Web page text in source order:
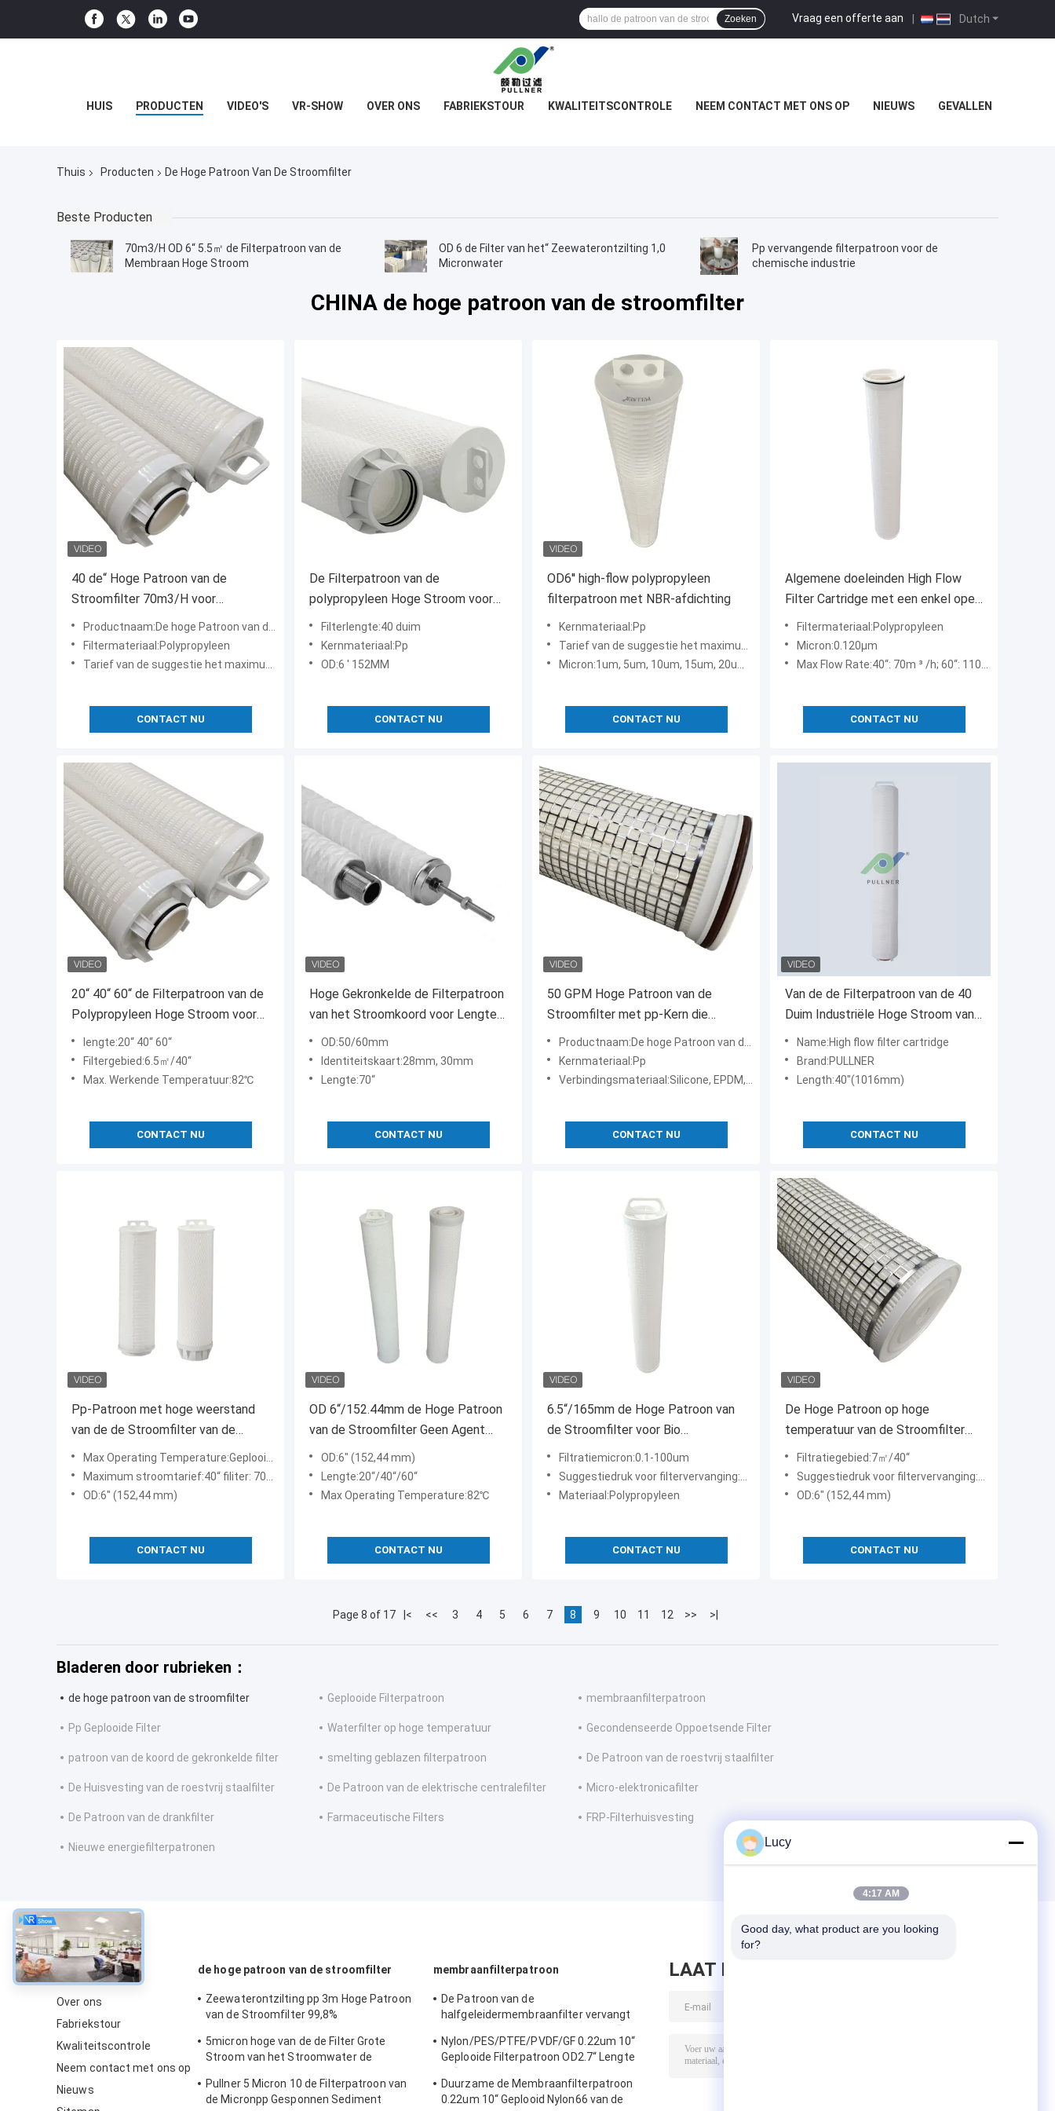
Dutch
Vraag een offerte aan |
Zoeken
HUIS PRODUCTEN VIDEO'S VR-SHOW OVER ONS FABRIEKSTOUR KWALITEITSCONTROLE NEEM CONTACT MET ONS OP NIEUWS GEVALLEN
Thuis Producten De Hoge Patroon Van De Stroomfilter
Beste Producten
70m3/H OD 6“ 5.5㎡ de Filterpatroon van de
Membraan Hoge Stroom
OD 6 de Filter van het“ Zeewaterontzilting 1,0
Micronwater
Pp vervangende filterpatroon voor de
chemische industrie
CHINA de hoge patroon van de stroomfilter
40 de“ Hoge Patroon van de
Stroomfilter 70m3/H voor
Industriële Filtratie
Productnaam:De hoge Patroon van de Stroomfilter
Filtermateriaal:Polypropyleen
Tarief van de suggestie het maximum stroom:40 ' filter 70m ³ /h
CONTACT NU
De Filterpatroon van de
polypropyleen Hoge Stroom voor
Industriële Toepassingen
Filterlengte:40 duim
Kernmateriaal:Pp
OD:6 ' 152MM
CONTACT NU
OD6'' high-flow polypropyleen
filterpatroon met NBR-afdichting
Kernmateriaal:Pp
Tarief van de suggestie het maximum stroom:40 ' filter 70m ³ /h
Micron:1um, 5um, 10um, 15um, 20um, 40um, 70um
CONTACT NU
Algemene doeleinden High Flow
Filter Cartridge met een enkel open
uiteinde
Filtermateriaal:Polypropyleen
Micron:0.120μm
Max Flow Rate:40“: 70m ³ /h; 60“: 110m ³ /h
CONTACT NU
20“ 40“ 60“ de Filterpatroon van de
Polypropyleen Hoge Stroom voor
de Voorbehandeling van de
Zeewaterontzilting
lengte:20“ 40“ 60“
Filtergebied:6.5㎡/40“
Max. Werkende Temperatuur:82℃
CONTACT NU
Hoge Gekronkelde de Filterpatroon
van het Stroomkoord voor Lengte
70/1778mm van de Elektrische
centralecondensatie
OD:50/60mm
Identiteitskaart:28mm, 30mm
Lengte:70“
CONTACT NU
50 GPM Hoge Patroon van de
Stroomfilter met pp-Kern die
99,99% Filtratieefficiency
aanbieden
Productnaam:De hoge Patroon van de Stroomfilter
Kernmateriaal:Pp
Verbindingsmateriaal:Silicone, EPDM, Viton
CONTACT NU
Van de de Filterpatroon van de 40
Duim Industriële Hoge Stroom van
de het Zeewaterontzilting de
Installatiero Prefiltratie
Name:High flow filter cartridge
Brand:PULLNER
Length:40"(1016mm)
CONTACT NU
Pp-Patroon met hoge weerstand
van de de Stroomfilter van de
centkern de Hoge voor Waterro
Prefiltratie
Max Operating Temperature:Geplooide Glasvezel: 121℃, Geplooide pp: 82℃
Maximum stroomtarief:40“ filiter: 70m ³ /h
OD:6" (152,44 mm)
CONTACT NU
OD 6“/152.44mm de Hoge Patroon
van de Stroomfilter Geen Agent
Plakkend For Ro Prefiltration
OD:6" (152,44 mm)
Lengte:20“/40“/60“
Max Operating Temperature:82℃
CONTACT NU
6.5“/165mm de Hoge Patroon van
de Stroomfilter voor Bio
Farmaceutische de Industrie
Grondstoffen
Filtratiemicron:0.1-100um
Suggestiedruk voor filtervervanging:2.5Bar@20℃
Materiaal:Polypropyleen
CONTACT NU
De Hoge Patroon op hoge
temperatuur van de Stroomfilter
voor Gecondenseerde Behandeling
20“ 40“ 60“
Filtratiegebied:7㎡/40“
Suggestiedruk voor filtervervanging:2.5bar
OD:6" (152,44 mm)
CONTACT NU
Page 8 of 17 |< << 3 4 5 6 7 8 9 10 11 12 >> >|
Bladeren door rubrieken：
de hoge patroon van de stroomfilter Geplooide Filterpatroon membraanfilterpatroon
Pp Geplooide Filter Waterfilter op hoge temperatuur Gecondenseerde Oppoetsende Filter
patroon van de koord de gekronkelde filter smelting geblazen filterpatroon De Patroon van de roestvrij staalfilter
De Huisvesting van de roestvrij staalfilter De Patroon van de elektrische centralefilter Micro-elektronicafilter
De Patroon van de drankfilter Farmaceutische Filters FRP-Filterhuisvesting
Nieuwe energiefilterpatronen
Over
Over ons
Fabriekstour
Kwaliteitscontrole
Neem contact met ons op
Nieuws
de hoge patroon van de stroomfilter
Zeewaterontzilting pp 3m Hoge Patroon
van de Stroomfilter 99,8%
5micron hoge van de de Filter Grote
Stroom van het Stroomwater de
Ontziltingsinstallatie
Pullner 5 Micron 10 de Filterpatroon van
de Micronpp Gesponnen Sediment
membraanfilterpatroon
De Patroon van de
halfgeleidermembraanfilter vervangt
Nylon/PES/PTFE/PVDF/GF 0.22um 10“
Geplooide Filterpatroon OD2.7“ Lengte
Duurzame de Membraanfilterpatroon
0.22um 10“ Geplooid Nylon66 van de
LAAT BERICHT ACHTER
Lucy
4:17 AM
Good day, what product are you looking
for?